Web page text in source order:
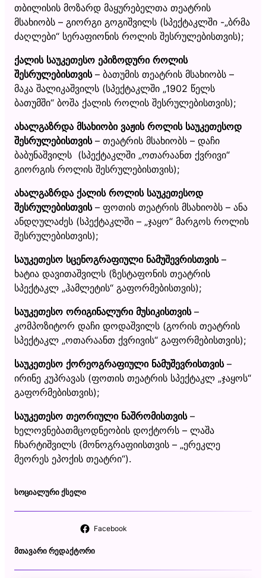
თბილისის მოზარდ მაყურებელთა თეატრის
მსახიობს – გიორგი გოგიშვილს (სპექტაკლში -„ბრმა
ძაღლები“ სერაფიონის როლის შესრულებისთვის);
ქალის საუკეთესო ეპიზოდური როლის
შესრულებისთვის– ბათუმის თეატრის მსახიობს –
მაკა შალიკაშვილს (სპექტაკლში „1902 წელს
ბათუმში“ ბოშა ქალის როლის შესრულებისთვის);
ახალგაზრდა მსახიობი ვაჟის როლის საუკეთესოდ
შესრულებისთვის– თეატრის მსახიობს – დაჩი
ბაბუნაშვილს (სპექტაკლში „ოთარაანთ ქვრივი“
გიორგის როლის შესრულებისთვის);
ახალგაზრდა ქალის როლის საუკეთესოდ
შესრულებისთვის– ფოთის თეატრის მსახიობს – ანა
ანდღულაძეს (სპექტაკლში – „ჯაყო“ მარგოს როლის
შესრულებისთვის);
საუკეთესო სცენოგრაფიული ნამუშევრისთვის–
ხატია დავითაშვილს (ზესტაფონის თეატრის
სპექტაკლ „ჰამლეტის“ გაფორმებისთვის);
საუკეთესო ორიგინალური მუსიკისთვის–
კომპოზიტორ დაჩი დოდაშვილს (გორის თეატრის
სპექტაკლ „ოთარაანთ ქვრივის“ გაფორმებისთვის);
საუკეთესო ქორეოგრაფიული ნამუშევრისთვის–
ირინე კუპრავას (ფოთის თეატრის სპექტაკლ „ჯაყოს“
გაფორმებისთვის);
საუკეთესო თეორიული ნაშრომისთვის–
ხელოვნებათმცოდნეობის დოქტორს – ლაშა
ჩხარტიშვილს (მონოგრაფიისთვის – „ერეკლე
მეორეს ეპოქის თეატრი“).
ᲡᲝᲪᲘᲐᲚᲣᲠᲘ ᲥᲡᲔᲚᲘ
Facebook
ᲛᲗᲐᲕᲐᲠᲘ ᲠᲔᲓᲐᲥᲢᲝᲠᲘ